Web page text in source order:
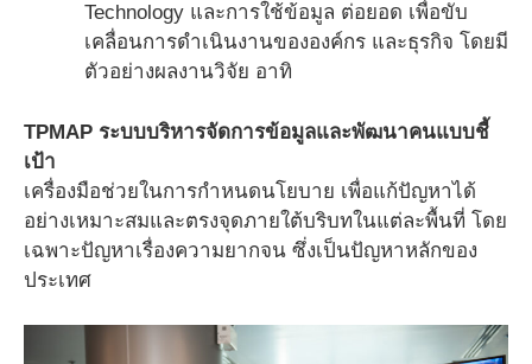
Technology และการใช้ข้อมูล ต่อยอด เพื่อขับ
เคลื่อนการดำเนินงานขององค์กร และธุรกิจ โดยมี
ตัวอย่างผลงานวิจัย อาทิ
TPMAP ระบบบริหารจัดการข้อมูลและพัฒนาคนแบบชี้
เป้า
เครื่องมือช่วยในการกำหนดนโยบาย เพื่อแก้ปัญหาได้
อย่างเหมาะสมและตรงจุดภายใต้บริบทในแต่ละพื้นที่ โดย
เฉพาะปัญหาเรื่องความยากจน ซึ่งเป็นปัญหาหลักของ
ประเทศ